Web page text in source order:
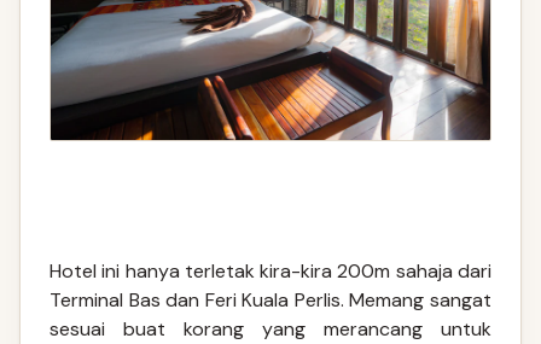
Hotel ini hanya terletak kira-kira 200m sahaja dari
Terminal Bas dan Feri Kuala Perlis. Memang sangat
sesuai buat korang yang merancang untuk